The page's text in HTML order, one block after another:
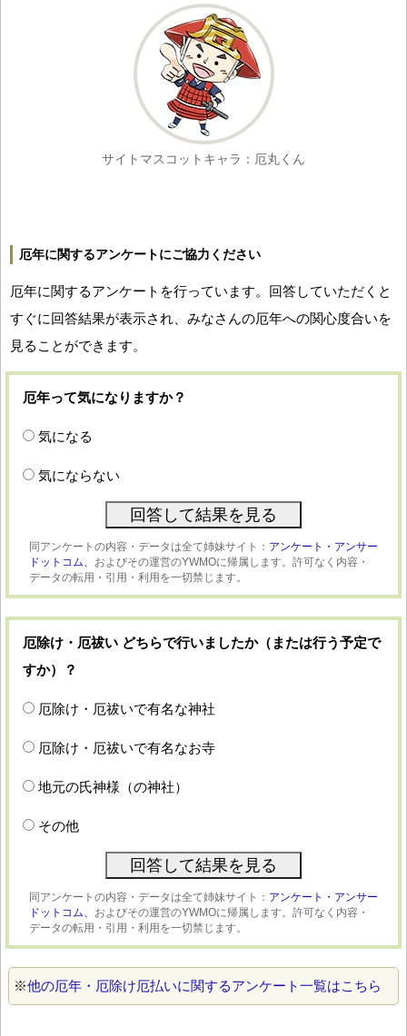
サイトマスコットキャラ：厄丸くん
厄年に関するアンケートにご協力ください
厄年に関するアンケートを行っています。回答していただくと
すぐに回答結果が表示され、みなさんの厄年への関心度合いを
見ることができます。
厄年って気になりますか？
気になる
気にならない
同アンケートの内容・データは全て姉妹サイト： アンケート・アンサー
ドットコム、 およびその運営のYWMOに帰属します。許可なく内容・
データの転用・引用・利用を一切禁じます。
厄除け・厄祓い どちらで行いましたか（または行う予定で
すか）？
厄除け・厄祓いで有名な神社
厄除け・厄祓いで有名なお寺
地元の氏神様（の神社）
その他
同アンケートの内容・データは全て姉妹サイト： アンケート・アンサー
ドットコム、 およびその運営のYWMOに帰属します。許可なく内容・
データの転用・引用・利用を一切禁じます。
※他の厄年・厄除け厄払いに関するアンケート一覧はこちら